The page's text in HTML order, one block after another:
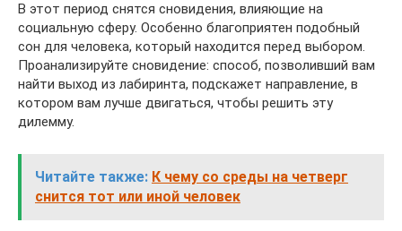
В этот период снятся сновидения, влияющие на
социальную сферу. Особенно благоприятен подобный
сон для человека, который находится перед выбором.
Проанализируйте сновидение: способ, позволивший вам
найти выход из лабиринта, подскажет направление, в
котором вам лучше двигаться, чтобы решить эту
дилемму.
Читайте также: К чему со среды на четверг
снится тот или иной человек